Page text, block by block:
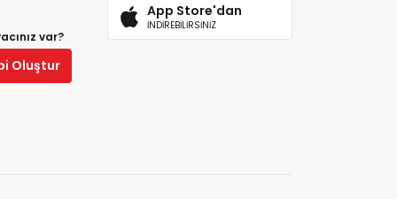
var?
Oluştur
App Store'dan
İNDİREBİLİRSİNİZ